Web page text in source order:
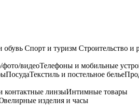
обувь Спорт и туризм Строительство и
фото/видеоТелефоны и мобильные
ПосудаТекстиль и постельное белье
контактные линзыИнтимные товары
изделия и часы